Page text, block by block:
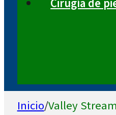
Cirugía de
Inicio/Valley